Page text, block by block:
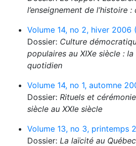
l’enseignement de l’histoire
Volume 14, no 2, hiver 2006
Dossier: Culture
populaires au XIXe siècle :
quotidien
Volume 14, no 1, automne
Dossier: Rituels et
siècle au XXIe siècle
Volume 13, no 3, printemps
Dossier: La laïcité au